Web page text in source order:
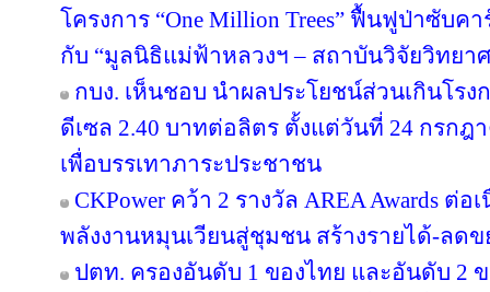
โครงการ “One Million Trees” ฟื้นฟูป่าซับค
กับ “มูลนิธิแม่ฟ้าหลวงฯ – สถาบันวิจัยวิทยา
กบง. เห็นชอบ นำผลประโยชน์ส่วนเกินโร
ดีเซล 2.40 บาทต่อลิตร ตั้งแต่วันที่ 24 กรกฎ
เพื่อบรรเทาภาระประชาชน
CKPower คว้า 2 รางวัล AREA Awards ต่
พลังงานหมุนเวียนสู่ชุมชน สร้างรายได้-ลดข
ปตท. ครองอันดับ 1 ของไทย และอันดับ 2